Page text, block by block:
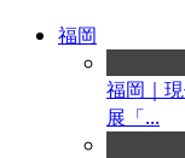
福岡
福岡｜
展「...